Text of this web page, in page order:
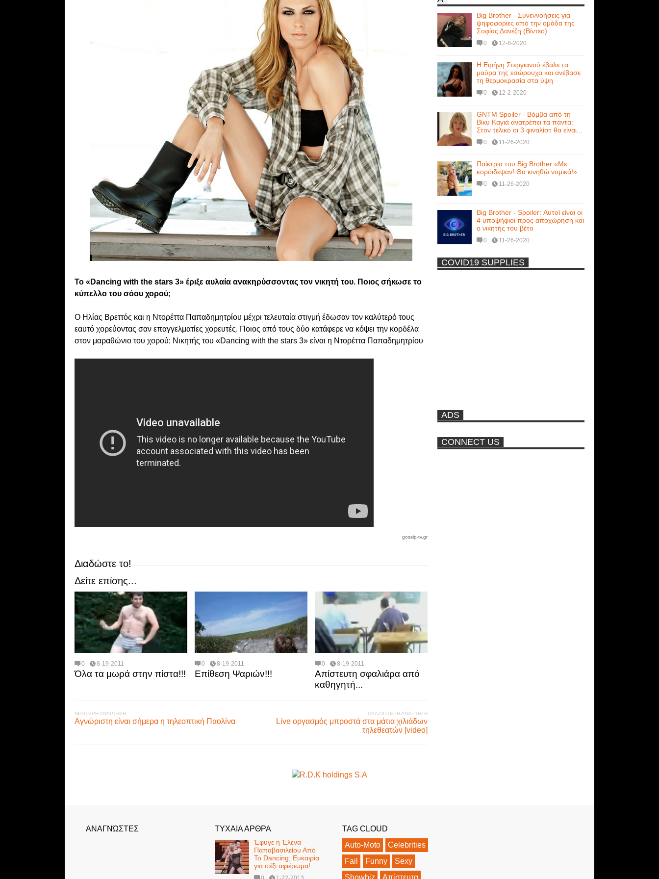
Το «Dancing with the stars 3» έριξε αυλαία ανακηρύσσοντας τον νικητή του. Ποιος σήκωσε το
κύπελλο του σόου χορού;
Ο Ηλίας Βρεττός και η Ντορέττα Παπαδημητρίου μέχρι τελευταία στιγμή έδωσαν τον καλύτερό τους
εαυτό χορεύοντας σαν επαγγελματίες χορευτές. Ποιος από τους δύο κατάφερε να κόψει την κορδέλα
στον μαραθώνιο του χορού; Νικητής του «Dancing with the stars 3» είναι η Ντορέττα Παπαδημητρίου
gossip-tv.gr
Διαδώστε το!
Δείτε επίσης...
0 8-19-2011
Όλα τα μωρά στην πίστα!!!
0 8-19-2011
Επίθεση Ψαριών!!!
0 8-19-2011
Απίστευτη σφαλιάρα από
καθηγητή...
ΝΕΌΤΕΡΗ ΑΝΆΡΤΗΣΗ
Αγνώριστη είναι σήμερα η τηλεοπτική Παολίνα
ΠΑΛΑΙΌΤΕΡΗ ΑΝΆΡΤΗΣΗ
Live οργασμός μπροστά στα μάτια χιλιάδων
τηλεθεατών [video]
Big Brother - Συνεννοήσεις για
ψηφοφορίες από την ομάδα της
Σοφίας Δανέζη (Βίντεο)
0 12-8-2020
Η Ειρήνη Στεργιανού έβαλε τα...
μαύρα της εσώρουχα και ανέβασε
τη θερμοκρασία στα ύψη
0 12-2-2020
GNTM Spoiler - Βόμβα από τη
Βίκυ Καγιά ανατρέπει τα πάντα:
Στον τελικό οι 3 φιναλίστ θα είναι...
0 11-26-2020
Παίκτρια του Big Brother «Με
κορόιδεψαν! Θα κινηθώ νομικά!»
0 11-26-2020
Big Brother - Spoiler: Αυτοί είναι οι
4 υποψήφιοι προς αποχώρηση και
ο νικητής του βέτο
0 11-26-2020
-
COVID19 SUPPLIES
ADS
CONNECT US
ΑΝΑΓΝΏΣΤΕΣ ΤΥΧΑΙΑ ΑΡΘΡΑ
Έφυγε η Έλενα
Παπαβασιλείου Από
Το Dancing; Ευκαιρία
για σέξι αφιέρωμα!
TAG CLOUD
Auto-Moto
Celebrities
Fail
Funny
Sexy
Showbiz
Απίστευτα